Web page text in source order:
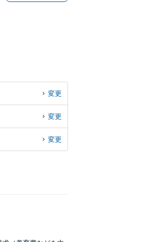
変更
変更
変更